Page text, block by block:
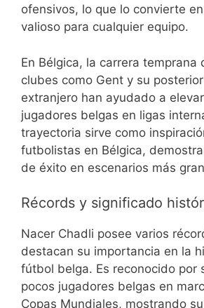
ofensivos, lo que lo convierte
valioso para cualquier equipo.
En Bélgica, la carrera temprana
clubes como Gent y su
extranjero han ayudado a
jugadores belgas en ligas
trayectoria sirve como
futbolistas en Bélgica,
de éxito en escenarios más
Récords y significado
Nacer Chadli posee varios
destacan su importancia en la
fútbol belga. Es reconocido por
pocos jugadores belgas en
Copas Mundiales, mostrando